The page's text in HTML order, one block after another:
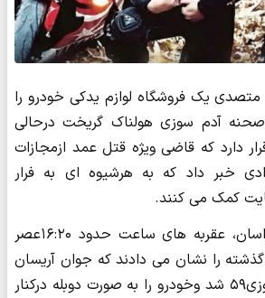
ای که متصدی یک فروشگاه لوازم یدکی خودرو را
آدم سوزی هولناک گریخت درحالی
دارد که قاضی ویژه قتل عمد ازمجازات
خبر داد که به هرشیوه ای به فرار
کمک می کنند.
به گزارش روزنامه خراسان، عقربه های ساعت حدود ۱۶:۲۰عصر
را نشان می دادند که جوان آریسان
سوار وارد خیابان پیروزی۵۹ شد وخودرو را به صورت دوبله درکنار